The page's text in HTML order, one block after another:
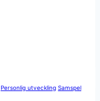
Personlig utveckling Samspel